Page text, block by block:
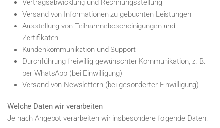
Vertragsabwicklung und Rechnungsstellung
Versand von Informationen zu gebuchten Leistungen
Ausstellung von Teilnahmebescheinigungen und
Zertifikaten
Kundenkommunikation und Support
Durchführung freiwillig gewünschter Kommunikation, z. B.
per WhatsApp (bei Einwilligung)
Versand von Newslettern (bei gesonderter Einwilligung)
Welche Daten wir verarbeiten
Je nach Angebot verarbeiten wir insbesondere folgende Daten: